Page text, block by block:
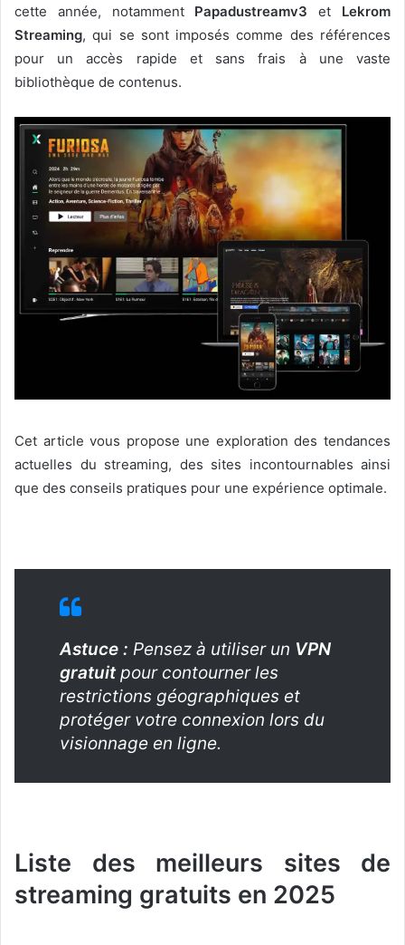
cette année, notamment Papadustreamv3 et Lekrom
Streaming, qui se sont imposés comme des références
pour un accès rapide et sans frais à une vaste
bibliothèque de contenus.
Cet article vous propose une exploration des tendances
actuelles du streaming, des sites incontournables ainsi
que des conseils pratiques pour une expérience optimale.
Astuce : Pensez à utiliser un VPN
gratuitpour contourner les
restrictions géographiques et
protéger votre connexion lors du
visionnage en ligne.
Liste des meilleurs sites de
streaming gratuits en 2025